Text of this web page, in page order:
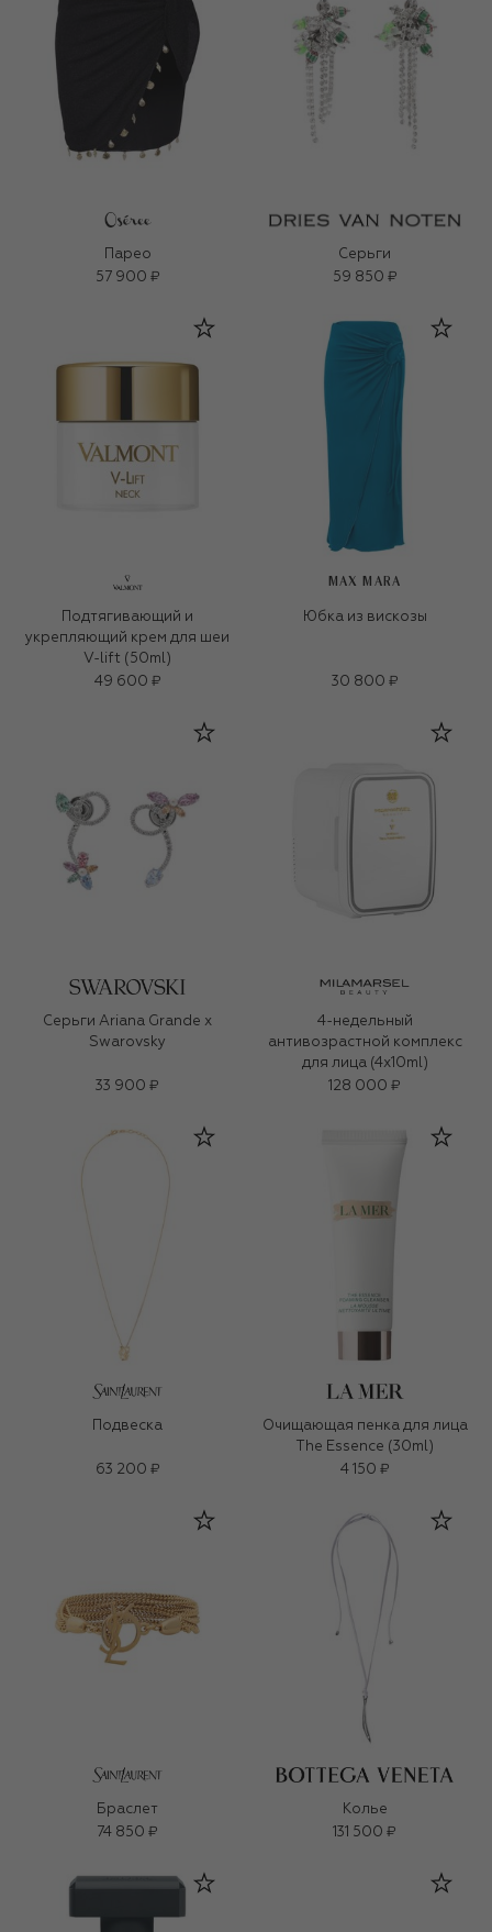
Парео
57 900 ₽
Серьги
59 850 ₽
Подтягивающий и
укрепляющий крем для шеи
V-lift (50ml)
49 600 ₽
MAX MARA
Юбка из вискозы
30 800 ₽
Серьги Ariana Grande x
Swarovsky
33 900 ₽
4-недельный
антивозрастной комплекс
для лица (4x10ml)
128 000 ₽
Подвеска
63 200 ₽
Очищающая пенка для лица
The Essence (30ml)
4 150 ₽
Браслет
74 850 ₽
Колье
131 500 ₽